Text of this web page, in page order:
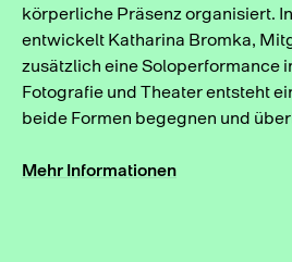
körperliche Präsenz organisiert.
entwickelt Katharina Bromka,
zusätzlich eine Soloperformance
Fotografie und Theater entsteht
beide Formen begegnen und
Mehr Informationen